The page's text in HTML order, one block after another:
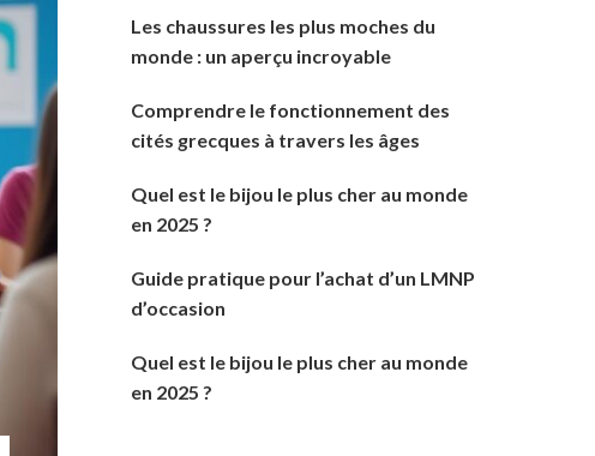
Les chaussures les plus moches du
monde : un aperçu incroyable
Comprendre le fonctionnement des
cités grecques à travers les âges
Quel est le bijou le plus cher au monde
en 2025 ?
Guide pratique pour l’achat d’un LMNP
d’occasion
Quel est le bijou le plus cher au monde
en 2025 ?